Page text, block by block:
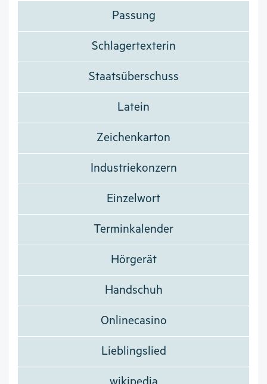
Passung
Schlagertexterin
Staatsüberschuss
Latein
Zeichenkarton
Industriekonzern
Einzelwort
Terminkalender
Hörgerät
Handschuh
Onlinecasino
Lieblingslied